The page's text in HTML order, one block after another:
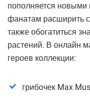
пополняется новыми
фанатам расширить
также обогатиться
растений. В онлайн
героев коллекции:
грибочек Max